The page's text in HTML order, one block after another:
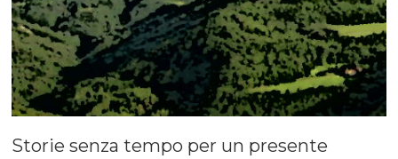
Storie senza tempo per un presente